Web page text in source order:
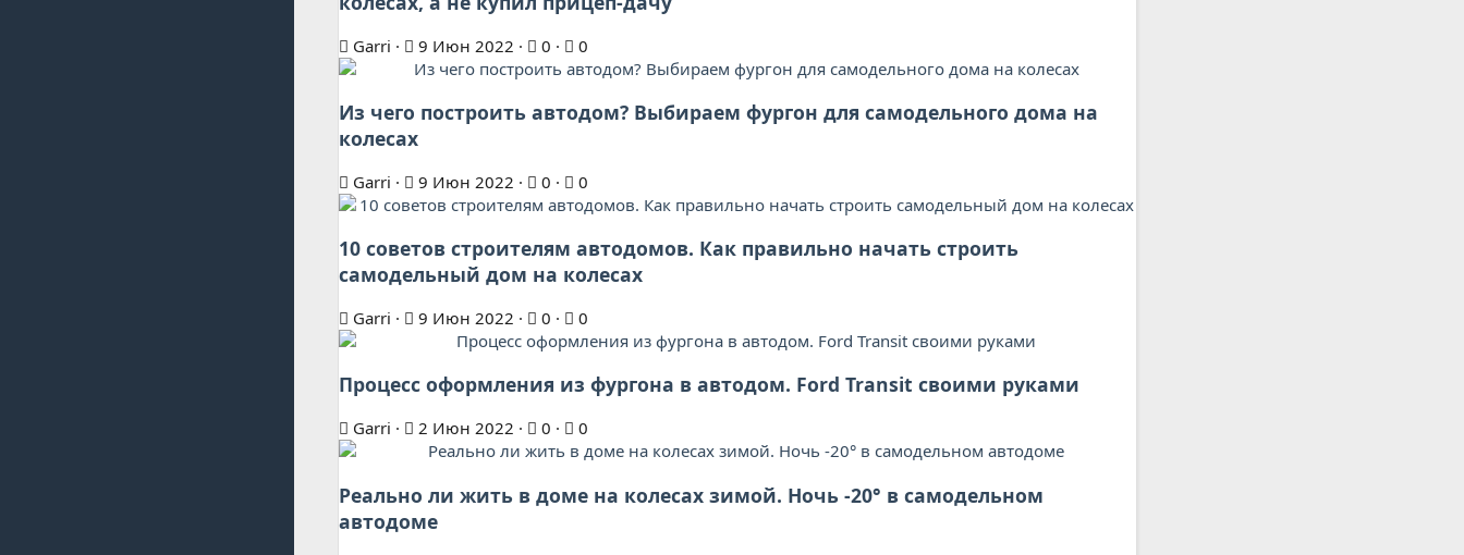
Garri 9 Июн 2022 0 0
Из чего построить автодом? Выбираем фургон для самодельного дома на
колесах
Garri 9 Июн 2022 0 0
10 советов строителям автодомов. Как правильно начать строить
самодельный дом на колесах
Garri 9 Июн 2022 0 0
Процесс оформления из фургона в автодом. Ford Transit своими руками
Garri 2 Июн 2022 0 0
Реально ли жить в доме на колесах зимой. Ночь -20° в самодельном
автодоме